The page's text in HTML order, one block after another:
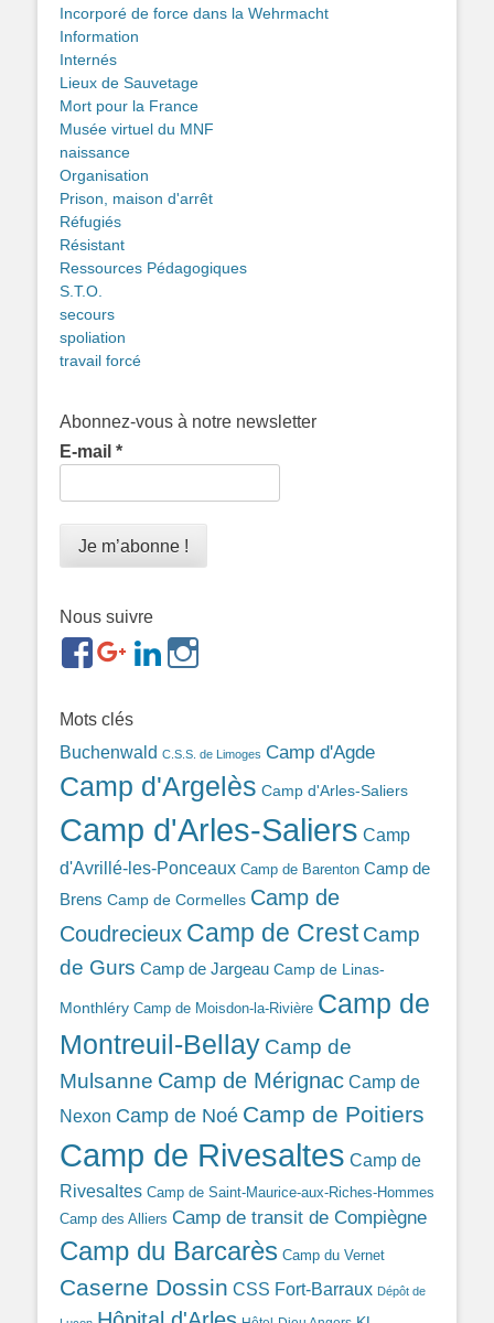
Incorporé de force dans la Wehrmacht
Information
Internés
Lieux de Sauvetage
Mort pour la France
Musée virtuel du MNF
naissance
Organisation
Prison, maison d'arrêt
Réfugiés
Résistant
Ressources Pédagogiques
S.T.O.
secours
spoliation
travail forcé
Abonnez-vous à notre newsletter
E-mail *
Nous suivre
https://www.facebook.com/groups/
ref=br_rs
https://plus.google.com/b/
https://www.linkedin.com/in/gigi-
bonin-
Mots clés
Buchenwald C.S.S. de Limoges Camp d'Agde
Camp d'Argelès Camp d'Arles-Saliers
Camp d'Arles-Saliers Camp
d'Avrillé-les-Ponceaux Camp de Barenton Camp de
Brens Camp de Cormelles Camp de
Coudrecieux Camp de Crest Camp
de Gurs Camp de Jargeau Camp de Linas-
Monthléry Camp de Moisdon-la-Rivière Camp de
Montreuil-Bellay Camp de
Mulsanne Camp de Mérignac Camp de
Nexon Camp de Noé Camp de Poitiers
Camp de Rivesaltes Camp de
Rivesaltes Camp de Saint-Maurice-aux-Riches-Hommes
Camp des Alliers Camp de transit de Compiègne
Camp du Barcarès Camp du Vernet
Caserne Dossin CSS Fort-Barraux Dépôt de